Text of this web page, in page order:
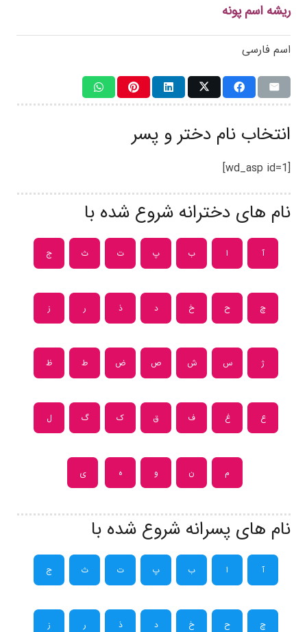
ریشه اسم پونه
اسم فارسی
انتخاب نام دختر و پسر
[wd_asp id=1]
نام های دخترانه شروع شده با
آ ا ب پ ت ث ج
چ ح خ د ذ ر ز
ژ س ش ص ض ط ظ
ع غ ف ق ک گ ل
م ن و ه ی
نام های پسرانه شروع شده با
آ ا ب پ ت ث ج
چ ح خ د ذ ر ز